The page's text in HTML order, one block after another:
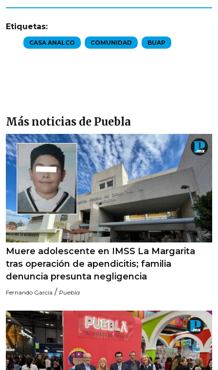
Etiquetas:
CASA ANALCO COMUNIDAD BUAP
Más noticias de Puebla
Muere adolescente en IMSS La Margarita
tras operación de apendicitis; familia
denuncia presunta negligencia
Fernando García / Puebla